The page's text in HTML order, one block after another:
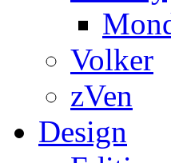
Volker
zVen
Design